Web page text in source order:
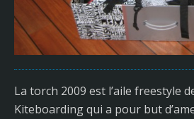
La torch 2009 est l’aile freestyle
Kiteboarding qui a pour but